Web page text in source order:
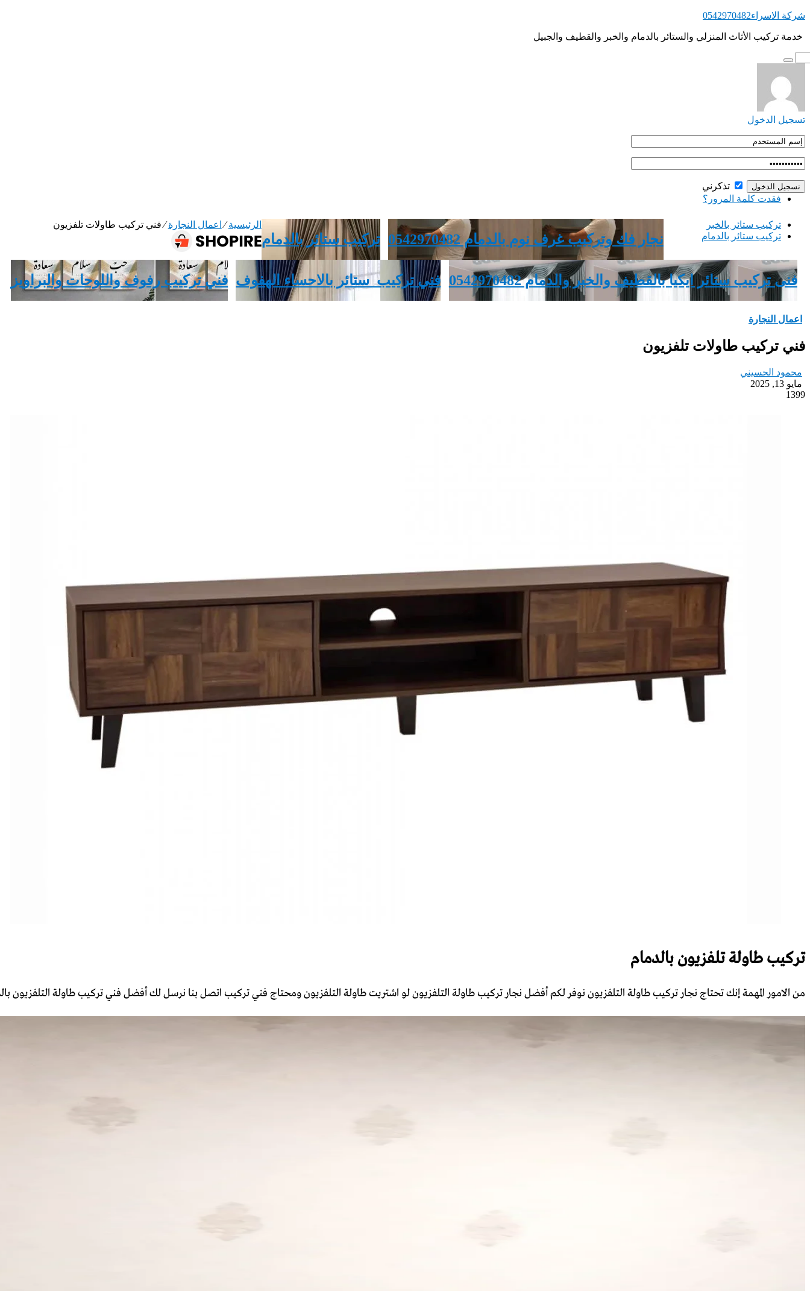
التجاوز
المحتوى
شركة الاسراء0542970482
‏ ‏خدمة تركيب الأثاث المنزلي والستائر بالدمام والخبر والقطيف والجبيل
تسجيل الدخول
تذكرني
فقدت كلمة المرور؟
‏تركيب ستائر بالخبر
‏تركيب ستائر بالدمام
نجار فك وتركيب غرف نوم بالدمام 0542970482 ‏تركيب ستائر بالدمام
فنى تركيب ستائر ايكيا بالقطيف والخبر والدمام 0542970482 ‏فني تركيب ‏ ‏ستائر بالاحساء الهفوف ‏فني تركيب رفوف واللوحات والبراويز
الرئيسية⁄ اعمال النجارة⁄فني تركيب طاولات تلفزيون
اعمال النجارة
فني تركيب طاولات تلفزيون
محمود الحسيني
مايو 13, 2025
1399
تركيب طاولة تلفزيون بالدمام
‏من الامور المهمة إنك تحتاج نجار تركيب ‏طاولة التلفزيون نوفر لكم أفضل نجار تركيب طاولة التلفزيون لو اشتريت طاولة التلفزيون ومحتاج فني تركيب اتصل بنا نرسل لك أفضل فني تركيب طاولة